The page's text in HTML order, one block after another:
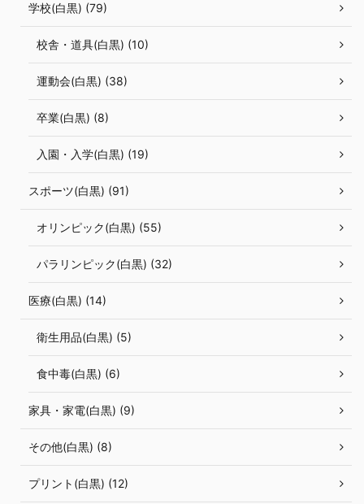
学校(白黒) (79)
校舎・道具(白黒) (10)
運動会(白黒) (38)
卒業(白黒) (8)
入園・入学(白黒) (19)
スポーツ(白黒) (91)
オリンピック(白黒) (55)
パラリンピック(白黒) (32)
医療(白黒) (14)
衛生用品(白黒) (5)
食中毒(白黒) (6)
家具・家電(白黒) (9)
その他(白黒) (8)
プリント(白黒) (12)